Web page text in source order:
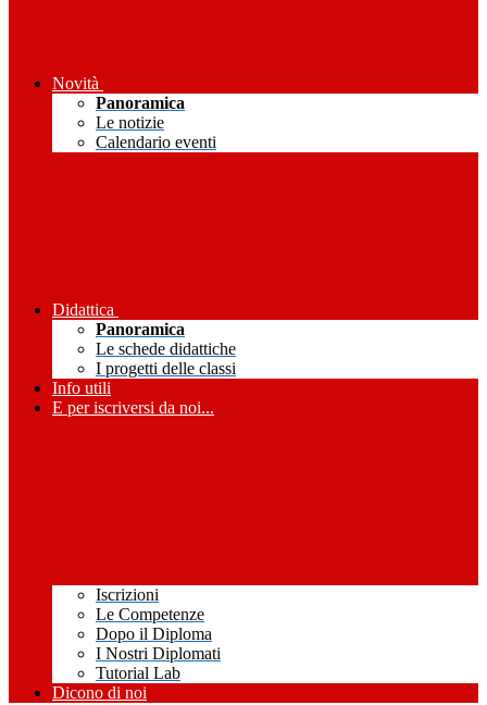
Novità
Panoramica
Le notizie
Calendario eventi
Didattica
Panoramica
Le schede didattiche
I progetti delle classi
Info utili
E per iscriversi da noi...
Iscrizioni
Le Competenze
Dopo il Diploma
I Nostri Diplomati
Tutorial Lab
Dicono di noi